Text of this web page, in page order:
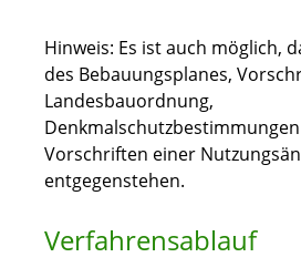
Hinweis: Es ist auch möglich,
des Bebauungsplanes,
Landesbauordnung,
Vorschriften einer
entgegenstehen.
Verfahrensablauf